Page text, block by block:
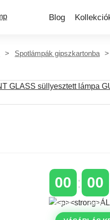
Blog
Spotlámpák gipszkartonba
00
NAPOK
00
ÓRÁK